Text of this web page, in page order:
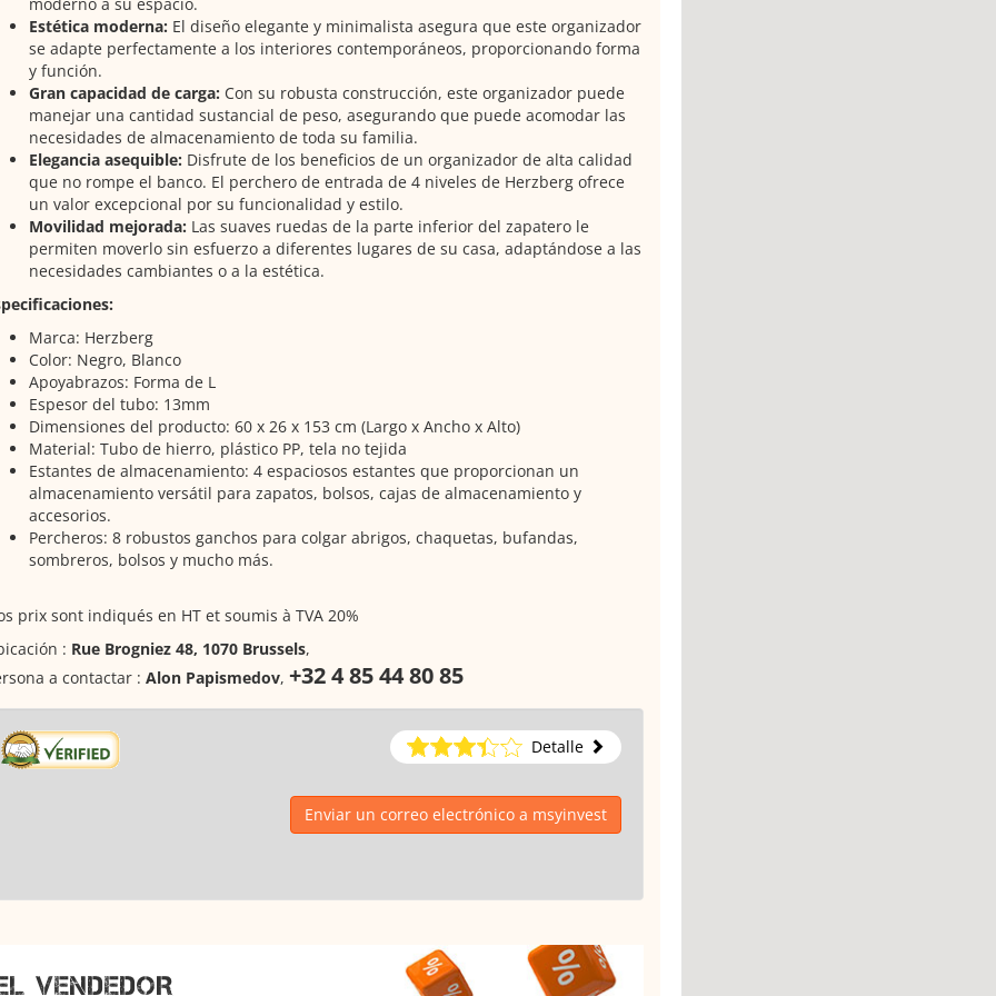
Estética moderna: El diseño elegante y minimalista asegura que este organizador
se adapte perfectamente a los interiores contemporáneos, proporcionando forma
y función.
Gran capacidad de carga: Con su robusta construcción, este organizador puede
manejar una cantidad sustancial de peso, asegurando que puede acomodar las
necesidades de almacenamiento de toda su familia.
Elegancia asequible: Disfrute de los beneficios de un organizador de alta calidad
que no rompe el banco. El perchero de entrada de 4 niveles de Herzberg ofrece
un valor excepcional por su funcionalidad y estilo.
Movilidad mejorada: Las suaves ruedas de la parte inferior del zapatero le
permiten moverlo sin esfuerzo a diferentes lugares de su casa, adaptándose a las
necesidades cambiantes o a la estética.
Marca: Herzberg
Color: Negro, Blanco
Apoyabrazos: Forma de L
Espesor del tubo: 13mm
Dimensiones del producto: 60 x 26 x 153 cm (Largo x Ancho x Alto)
Material: Tubo de hierro, plástico PP, tela no tejida
Estantes de almacenamiento: 4 espaciosos estantes que proporcionan un
almacenamiento versátil para zapatos, bolsos, cajas de almacenamiento y
accesorios.
Percheros: 8 robustos ganchos para colgar abrigos, chaquetas, bufandas,
sombreros, bolsos y mucho más.
prix sont indiqués en HT et soumis à TVA 20%
: Rue Brogniez 48, 1070 Brussels,
a contactar : Alon Papismedov, +32 4 85 44 80 85
Detalle
Enviar un correo electrónico a msyinvest
VENDEDOR